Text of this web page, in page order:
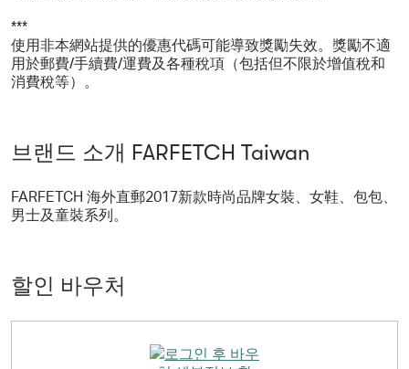
***
使用非本網站提供的優惠代碼可能導致獎勵失效。獎勵不適
用於郵費/手續費/運費及各種稅項（包括但不限於增值稅和
消費稅等）。
브랜드 소개 FARFETCH Taiwan
FARFETCH 海外直郵2017新款時尚品牌女裝、女鞋、包包、
男士及童裝系列。
할인 바우처